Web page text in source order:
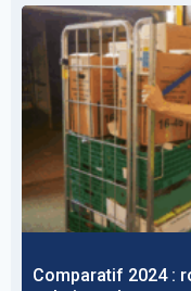
Comparatif 2024 :